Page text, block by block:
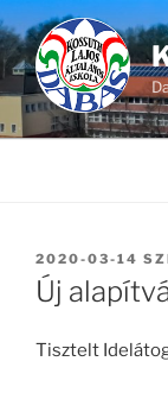
Tartalomhoz
BEKÜLDVE:
2020-03-14
Új
Tisztelt